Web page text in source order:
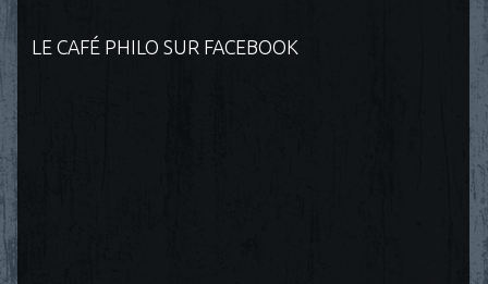
LE CAFÉ PHILO SUR FACEBOOK